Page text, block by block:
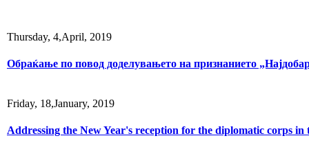
Thursday, 4,April, 2019
Обраќање по повод доделувањето на признанието
Friday, 18,January, 2019
Addressing the New Year's reception for the diplomatic corps